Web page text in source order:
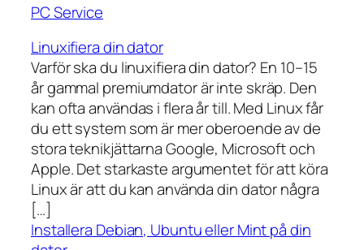
PC Service
Linuxifiera din dator
Varför ska du linuxifiera din dator? En 10–15
år gammal premiumdator är inte skräp. Den
kan ofta användas i flera år till. Med Linux får
du ett system som är mer oberoende av de
stora teknikjättarna Google, Microsoft och
Apple. Det starkaste argumentet för att köra
Linux är att du kan använda din dator några
[…]
Installera Debian, Ubuntu eller Mint på din